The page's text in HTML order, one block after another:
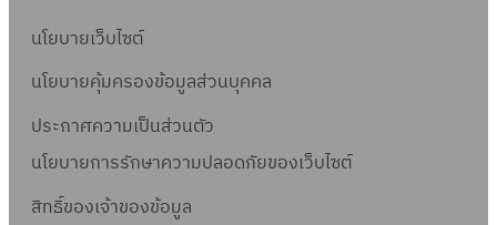
นโยบายเว็บไซต์
นโยบายคุ้มครองข้อมูลส่วนบุคคล
ประกาศความเป็นส่วนตัว
นโยบายการรักษาความปลอดภัยของเว็บไซต์
สิทธิ์ของเจ้าของข้อมูล